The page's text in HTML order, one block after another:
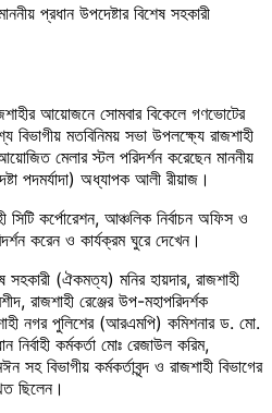
প্রধান উপদেষ্টার বিশেষ সহকারী
আয়োজনে সোমবার বিকেলে গণভোটের
বিভাগীয় মতবিনিময় সভা উপলক্ষ্যে রাজশাহী
মেলার স্টল পরিদর্শন করেছেন মাননীয়
পদমর্যাদা) অধ্যাপক আলী রীয়াজ।
সিটি কর্পোরেশন, আঞ্চলিক নির্বাচন অফিস ও
করেন ও কার্যক্রম ঘুরে দেখেন।
সহকারী (ঐকমত্য) মনির হায়দার, রাজশাহী
রাজশাহী রেঞ্জের উপ-মহাপরিদর্শক
নগর পুলিশের (আরএমপি) কমিশনার ড. মো.
নির্বাহী কর্মকর্তা মোঃ রেজাউল করিম,
বিভাগীয় কর্মকর্তাবৃন্দ ও রাজশাহী বিভাগের
ছিলেন।